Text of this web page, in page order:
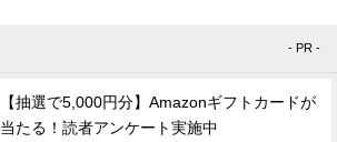
- PR -
【抽選で5,000円分】Amazonギフトカードが
当たる！読者アンケート実施中